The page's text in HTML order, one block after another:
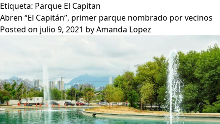
Etiqueta: Parque El Capitan
Abren “El Capitán”, primer parque nombrado por vecinos
Posted on julio 9, 2021 byAmanda Lopez